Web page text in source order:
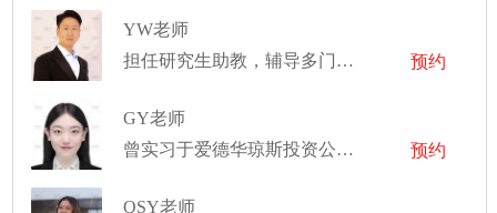
YW老师
担任研究生助教，辅导多门学科，并在实验车间监督管理学生的机械设计项目
预约
GY老师
曾实习于爱德华琼斯投资公司、宝马、戴姆勒、首创证券等知名企业
预约
QSY老师